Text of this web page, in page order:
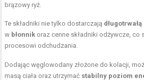
brązowy ryż.
Te składniki nie tylko dostarczają
w błonnik oraz cenne składniki odżywcze, co
procesowi odchudzania.
Dodając węglowodany złożone do kolacji,
masą ciała oraz utrzymać stabilny poziom